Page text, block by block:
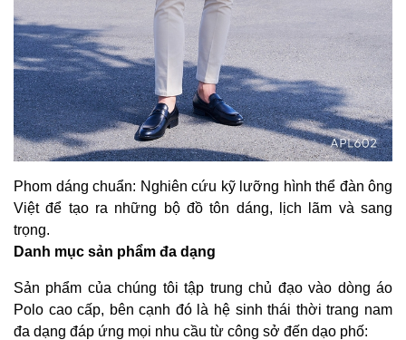
Phom dáng chuẩn: Nghiên cứu kỹ lưỡng hình thể đàn ông
Việt để tạo ra những bộ đồ tôn dáng, lịch lãm và sang
trọng.
Danh mục sản phẩm đa dạng
Sản phẩm của chúng tôi tập trung chủ đạo vào dòng áo
Polo cao cấp, bên cạnh đó là hệ sinh thái thời trang nam
đa dạng đáp ứng mọi nhu cầu từ công sở đến dạo phố: